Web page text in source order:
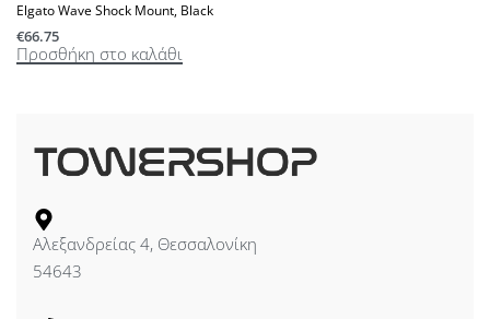
Elgato Wave Shock Mount, Black
€66.75
Προσθήκη στο καλάθι
Αλεξανδρείας 4, Θεσσαλονίκη
54643